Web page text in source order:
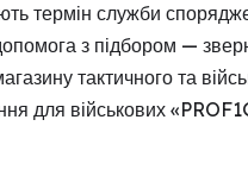
термін служби
з підбором —
тактичного та
для військових